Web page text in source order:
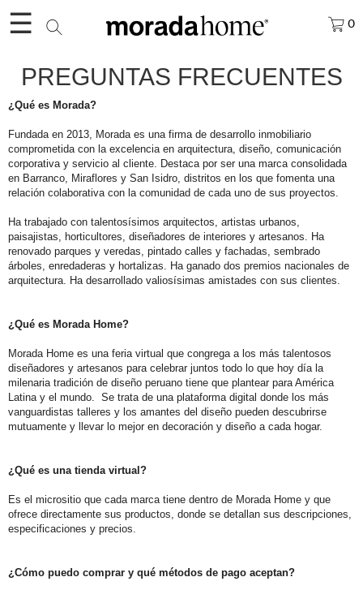
☰ 0
PREGUNTAS FRECUENTES
¿Qué es Morada?
Fundada en 2013, Morada es una firma de desarrollo inmobiliario
comprometida con la excelencia en arquitectura, diseño, comunicación
corporativa y servicio al cliente. Destaca por ser una marca consolidada
en Barranco, Miraflores y San Isidro, distritos en los que fomenta una
relación colaborativa con la comunidad de cada uno de sus proyectos.
Ha trabajado con talentosísimos arquitectos, artistas urbanos,
paisajistas, horticultores, diseñadores de interiores y artesanos. Ha
renovado parques y veredas, pintado calles y fachadas, sembrado
árboles, enredaderas y hortalizas. Ha ganado dos premios nacionales de
arquitectura. Ha desarrollado valiosísimas amistades con sus clientes.
¿Qué es Morada Home?
Morada Home es una feria virtual que congrega a los más talentosos
diseñadores y artesanos para celebrar juntos todo lo que hoy día la
milenaria tradición de diseño peruano tiene que plantear para América
Latina y el mundo. Se trata de una plataforma digital donde los más
vanguardistas talleres y los amantes del diseño pueden descubrirse
mutuamente y llevar lo mejor en decoración y diseño a cada hogar.
¿Qué es una tienda virtual?
Es el micrositio que cada marca tiene dentro de Morada Home y que
ofrece directamente sus productos, donde se detallan sus descripciones,
especificaciones y precios.
¿Cómo puedo comprar y qué métodos de pago aceptan?